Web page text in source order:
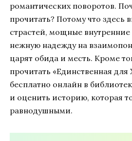
романтических поворотов.
прочитать? Потому что здесь
страстей, мощные
нежную надежду на
царят обида и месть. Кроме
прочитать «Единственная
бесплатно онлайн в
и оценить историю, которая
равнодушными.